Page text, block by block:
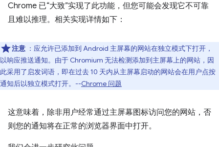
Chrome 已“大致”实现了此功能，但您可能会发现它不可靠
且难以推理。相关实现详情如下：
注意 ：应允许已添加到 Android 主屏幕的网站在独立模式下打开，
以响应推送通知。由于 Chromium 无法检测添加到主屏幕上的网站，因
此采用了启发词语，即在过去 10 天内从主屏幕启动的网站会在用户点按
通知后以独立模式打开。--Chrome 问题
这意味着，除非用户经常通过主屏幕图标访问您的网站，否
则您的通知将在正常的浏览器界面中打开。